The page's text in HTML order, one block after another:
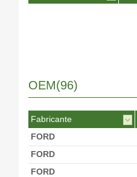
OEM(96)
Fabricante
FORD
FORD
FORD